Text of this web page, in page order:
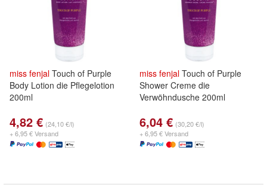
miss fenjal Touch of Purple
Body Lotion die Pflegelotion
200ml
4,82 € (24,10 €/l)
+ 6,95 € Versand
miss fenjal Touch of Purple
Shower Creme die
Verwöhndusche 200ml
6,04 € (30,20 €/l)
+ 6,95 € Versand